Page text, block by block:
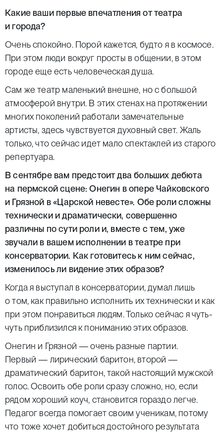
Какие ваши первые впечатления от театра
и города?
Очень спокойно. Порой кажется, будто я в космосе.
При этом люди вокруг просты в общении, в этом
городе еще есть человеческая душа.
Сам же театр маленький внешне, но с большой
атмосферой внутри. В этих стенах на протяжении
многих поколений работали замечательные
артисты, здесь чувствуется духовный свет. Жаль
только, что сейчас идет мало спектаклей из старого
репертуара.
В сентябре вам предстоит два больших дебюта
на пермской сцене: Онегин в опере Чайковского
и Грязной в «Царской невесте». Обе роли сложны
технически и драматически, совершенно
различны по сути роли и, вместе с тем, уже
звучали в вашем исполнении в театре при
консерватории. Как готовитесь к ним сейчас,
изменилось ли видение этих образов?
Когда я выступал в консерватории, думал лишь
о том, как правильно исполнить их технически и как
при этом понравиться людям. Только сейчас я чуть-
чуть приблизился к пониманию этих образов.
Онегин и Грязной — очень разные партии.
Первый — лирический баритон, второй —
драматический баритон, такой настоящий мужской
голос. Освоить обе роли сразу сложно, но, если
рядом хороший коуч, становится гораздо легче.
Педагог всегда помогает своим ученикам, потому
что тоже хочет добиться достойного результата